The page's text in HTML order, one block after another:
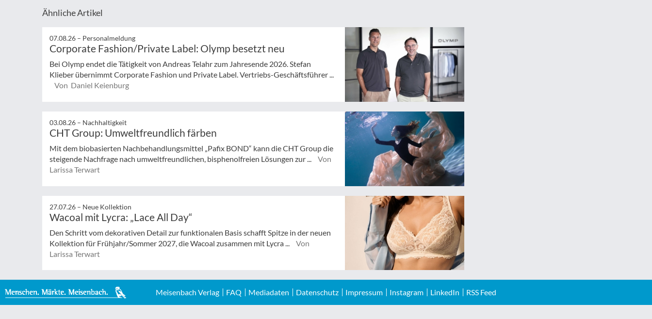
Ähnliche Artikel
07.08.26 – Personalmeldung
Corporate Fashion/Private Label: Olymp besetzt neu
Bei Olymp endet die Tätigkeit von Andreas Telahr zum Jahresende 2026. Stefan
Klieber übernimmt Corporate Fashion und Private Label. Vertriebs-Geschäftsführer ...
Von Daniel Keienburg
03.08.26 – Nachhaltigkeit
CHT Group: Umweltfreundlich färben
Mit dem biobasierten Nachbehandlungsmittel „Pafix BOND“ kann die CHT Group die
steigende Nachfrage nach umweltfreundlichen, bisphenolfreien Lösungen zur ...
Von
Larissa Terwart
27.07.26 – Neue Kollektion
Wacoal mit Lycra: „Lace All Day“
Den Schritt vom dekorativen Detail zur funktionalen Basis schafft Spitze in der neuen
Kollektion für Frühjahr/Sommer 2027, die Wacoal zusammen mit Lycra ...
Von
Larissa Terwart
Meisenbach Verlag FAQ Mediadaten Datenschutz Impressum Instagram LinkedIn RSS Feed